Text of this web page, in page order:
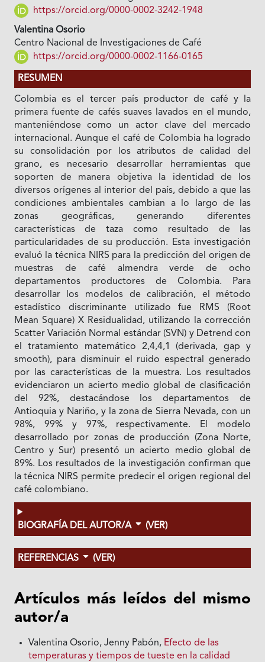
https://orcid.org/0000-0002-3242-1948
Valentina Osorio
Centro Nacional de Investigaciones de Café
https://orcid.org/0000-0002-1166-0165
RESUMEN
Colombia es el tercer país productor de café y la
primera fuente de cafés suaves lavados en el mundo,
manteniéndose como un actor clave del mercado
internacional. Aunque el café de Colombia ha logrado
su consolidación por los atributos de calidad del
grano, es necesario desarrollar herramientas que
soporten de manera objetiva la identidad de los
diversos orígenes al interior del país, debido a que las
condiciones ambientales cambian a lo largo de las
zonas geográficas, generando diferentes
características de taza como resultado de las
particularidades de su producción. Esta investigación
evaluó la técnica NIRS para la predicción del origen de
muestras de café almendra verde de ocho
departamentos productores de Colombia. Para
desarrollar los modelos de calibración, el método
estadístico discriminante utilizado fue RMS (Root
Mean Square) X Residualidad, utilizando la corrección
Scatter Variación Normal estándar (SVN) y Detrend con
el tratamiento matemático 2,4,4,1 (derivada, gap y
smooth), para disminuir el ruido espectral generado
por las características de la muestra. Los resultados
evidenciaron un acierto medio global de clasificación
del 92%, destacándose los departamentos de
Antioquia y Nariño, y la zona de Sierra Nevada, con un
98%, 99% y 97%, respectivamente. El modelo
desarrollado por zonas de producción (Zona Norte,
Centro y Sur) presentó un acierto medio global de
89%. Los resultados de la investigación confirman que
la técnica NIRS permite predecir el origen regional del
café colombiano.
BIOGRAFÍA DEL AUTOR/A (VER)
REFERENCIAS (VER)
Artículos más leídos del mismo
autor/a
Valentina Osorio, Jenny Pabón, Efecto de las
temperaturas y tiempos de tueste en la calidad